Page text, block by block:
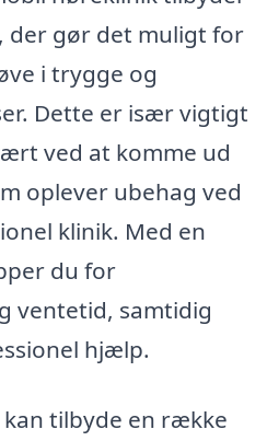
der gør det muligt for
i trygge og
Dette er især vigtigt
ved at komme ud
oplever ubehag ved
klinik. Med en
du for
ventetid, samtidig
hjælp.
tilbyde en række